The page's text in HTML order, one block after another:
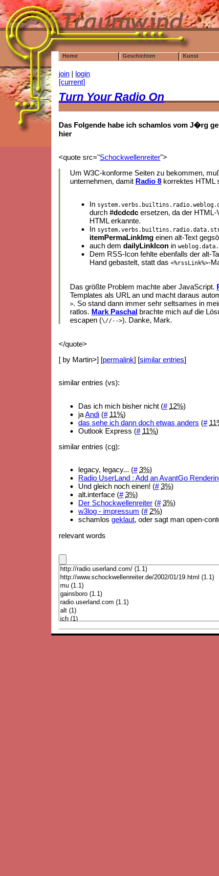
Home Geschichten Kunst
join | login
[current]
Turn Your Radio On
Das Folgende habe ich schamlos vom J�rg
hier
<quote src="Schockwellenreiter">
Um W3C-konforme Seiten zu bekommen,
unternehmen, damit Radio 8 korrektes HTML
In
durch#dcdcdc ersetzen, da der
HTML erkannte.
In
itemPermaLinkImg einen alt-Text
auch demdailyLinkIcon in
Dem RSS-Icon fehlte ebenfalls der alt-
Hand gebastelt, statt das<%rssLink%>-
Das größte Problem machte aber JavaScript.
Templates als URL an und macht daraus
>. So stand dann immer sehr seltsames in
ratlos. Mark Paschal brachte mich auf die
escapen (\//-->). Danke, Mark.
</quote>
[ by Martin>] [permalink] [similar entries]
similar entries (vs):
Das ich mich bisher nicht (# 12%)
jaAndi (# 11%)
das sehe ich dann doch etwas anders (#
Outlook Express (# 11%)
similar entries (cg):
legacy, legacy... (# 3%)
Radio UserLand : Add an AvantGo
Und gleich noch einen! (# 3%)
alt.interface (# 3%)
Der Schockwellenreiter (# 3%)
w3log - impressum (# 2%)
schamlosgeklaut, oder sagt man open-
relevant words